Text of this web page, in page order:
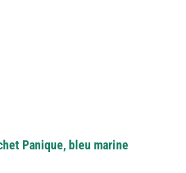
Panique, bleu marine